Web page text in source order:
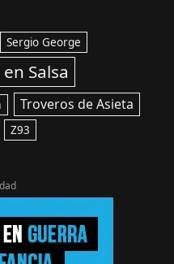
Sergio George
Salsa
Troveros de Asieta
Z93